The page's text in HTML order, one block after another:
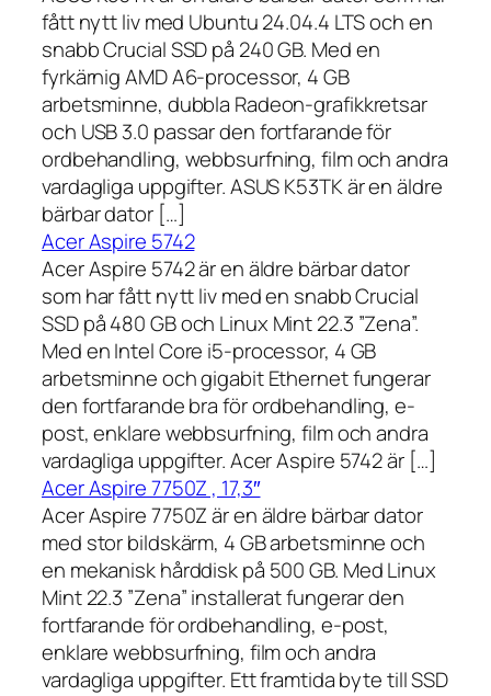
fått nytt liv med Ubuntu 24.04.4 LTS och en
snabb Crucial SSD på 240 GB. Med en
fyrkärnig AMD A6-processor, 4 GB
arbetsminne, dubbla Radeon-grafikkretsar
och USB 3.0 passar den fortfarande för
ordbehandling, webbsurfning, film och andra
vardagliga uppgifter. ASUS K53TK är en äldre
bärbar dator […]
Acer Aspire 5742
Acer Aspire 5742 är en äldre bärbar dator
som har fått nytt liv med en snabb Crucial
SSD på 480 GB och Linux Mint 22.3 ”Zena”.
Med en Intel Core i5-processor, 4 GB
arbetsminne och gigabit Ethernet fungerar
den fortfarande bra för ordbehandling, e-
post, enklare webbsurfning, film och andra
vardagliga uppgifter. Acer Aspire 5742 är […]
Acer Aspire 7750Z , 17,3″
Acer Aspire 7750Z är en äldre bärbar dator
med stor bildskärm, 4 GB arbetsminne och
en mekanisk hårddisk på 500 GB. Med Linux
Mint 22.3 ”Zena” installerat fungerar den
fortfarande för ordbehandling, e-post,
enklare webbsurfning, film och andra
vardagliga uppgifter. Ett framtida byte till SSD